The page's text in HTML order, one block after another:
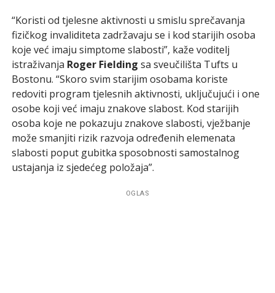
“Koristi od tjelesne aktivnosti u smislu sprečavanja
fizičkog invaliditeta zadržavaju se i kod starijih osoba
koje već imaju simptome slabosti”, kaže voditelj
istraživanja Roger Fielding sa sveučilišta Tufts u
Bostonu. “Skoro svim starijim osobama koriste
redoviti program tjelesnih aktivnosti, uključujući i one
osobe koji već imaju znakove slabost. Kod starijih
osoba koje ne pokazuju znakove slabosti, vježbanje
može smanjiti rizik razvoja određenih elemenata
slabosti poput gubitka sposobnosti samostalnog
ustajanja iz sjedećeg položaja”.
OGLAS